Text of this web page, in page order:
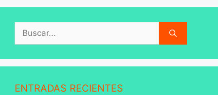
Buscar:
ENTRADAS RECIENTES